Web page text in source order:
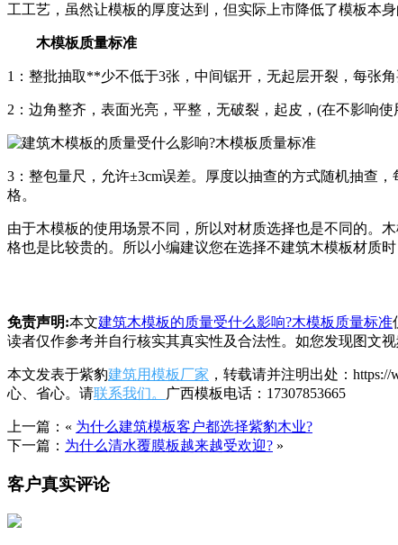
工工艺，虽然让模板的厚度达到，但实际上市降低了模板本
木模板质量标准
1：整批抽取**少不低于3张，中间锯开，无起层开裂，每张角
2：边角整齐，表面光亮，平整，无破裂，起皮，(在不影响
3：整包量尺，允许±3cm误差。厚度以抽查的方式随机抽查
格。
由于木模板的使用场景不同，所以对材质选择也是不同的。
格也是比较贵的。所以小编建议您在选择不建筑木模板材质
免责声明:本文建筑木模板的质量受什么影响?木模板质量标准
读者仅作参考并自行核实其真实性及合法性。如您发现图文
本文发表于紫豹建筑用模板厂家 ，转载请并注明出处：
心、省心。请联系我们。 广西模板电话：17307853665
上一篇：« 为什么建筑模板客户都选择紫豹木业?
下一篇： 为什么清水覆膜板越来越受欢迎? »
客户真实评论